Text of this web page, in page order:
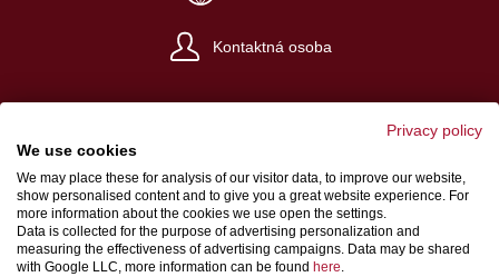
Kontaktná osoba
Impresum
Obchodné a dodacie podmienky
Ochrana osobných údajov
Privacy policy
We use cookies
We may place these for analysis of our visitor data, to improve our website,
show personalised content and to give you a great website experience. For
more information about the cookies we use open the settings.
Data is collected for the purpose of advertising personalization and
measuring the effectiveness of advertising campaigns. Data may be shared
with Google LLC, more information can be found here.